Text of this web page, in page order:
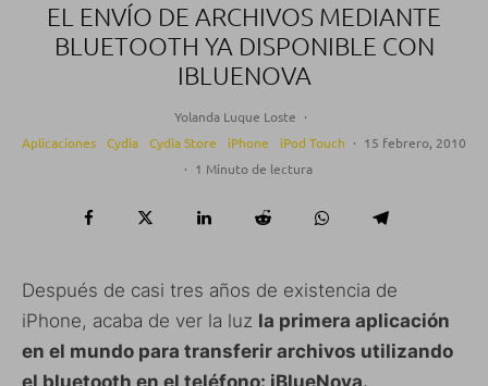
EL ENVÍO DE ARCHIVOS MEDIANTE
BLUETOOTH YA DISPONIBLE CON
IBLUENOVA
Yolanda Luque Loste ·
Aplicaciones
Cydia Cydia Store iPhone iPod Touch · 15 febrero, 2010
· 1 Minuto de lectura
Después de casi tres años de existencia de
iPhone, acaba de ver la luz la primera aplicación
en el mundo para transferir archivos utilizando